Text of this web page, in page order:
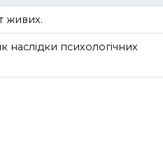
живих.
наслідки психологічних